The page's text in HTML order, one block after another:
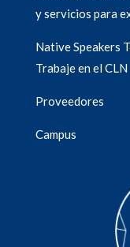
y servicios para
Native Speakers
Trabaje en el CLN
Proveedores
Campus